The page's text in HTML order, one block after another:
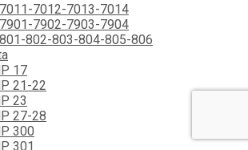
7012-7013-7014
7902-7903-7904
802-803-804-805-806
17
21-22
23
27-28
300
301